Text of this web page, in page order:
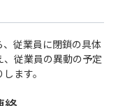
従業員に閉鎖の具体
従業員の異動の予定
ます。